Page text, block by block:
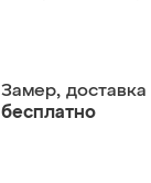
Замер,
бесплатно